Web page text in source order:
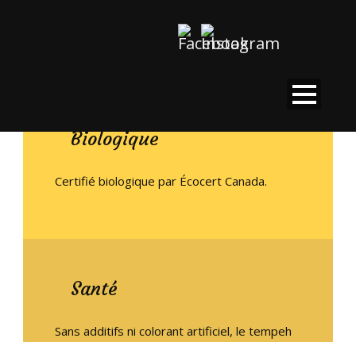
Biologique
Certifié biologique par Écocert Canada.
Santé
Sans additifs ni colorant artificiel, le tempeh